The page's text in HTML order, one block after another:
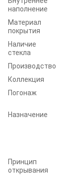
наполнение
Материал
покрытия
Наличие
стекла
Производство
Коллекция
Погонаж
Назначение
Принцип
открывания